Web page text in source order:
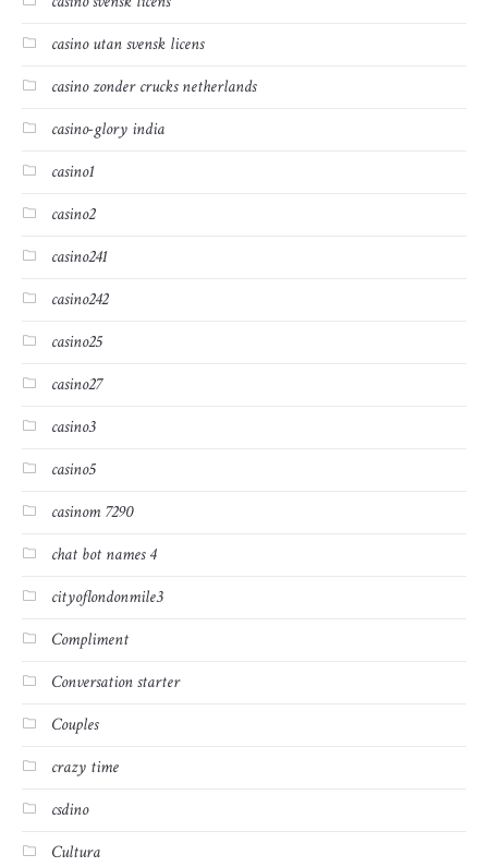
casino utan svensk licens
casino zonder crucks netherlands
casino-glory india
casino1
casino2
casino241
casino242
casino25
casino27
casino3
casino5
casinom 7290
chat bot names 4
cityoflondonmile3
Compliment
Conversation starter
Couples
crazy time
csdino
Cultura